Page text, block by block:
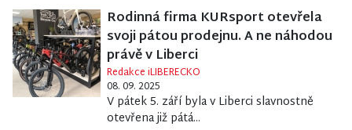
Rodinná firma KURsport otevřela
svoji pátou prodejnu. A ne náhodou
právě v Liberci
Redakce iLIBERECKO
08. 09. 2025
V pátek 5. září byla v Liberci slavnostně
otevřena již pátá...